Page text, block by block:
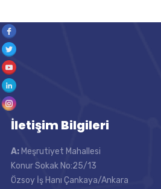
İletişim Bilgileri
A: Meşrutiyet Mahallesi
Konur Sokak No:25/13
Özsoy İş Hanı Çankaya/Ankara